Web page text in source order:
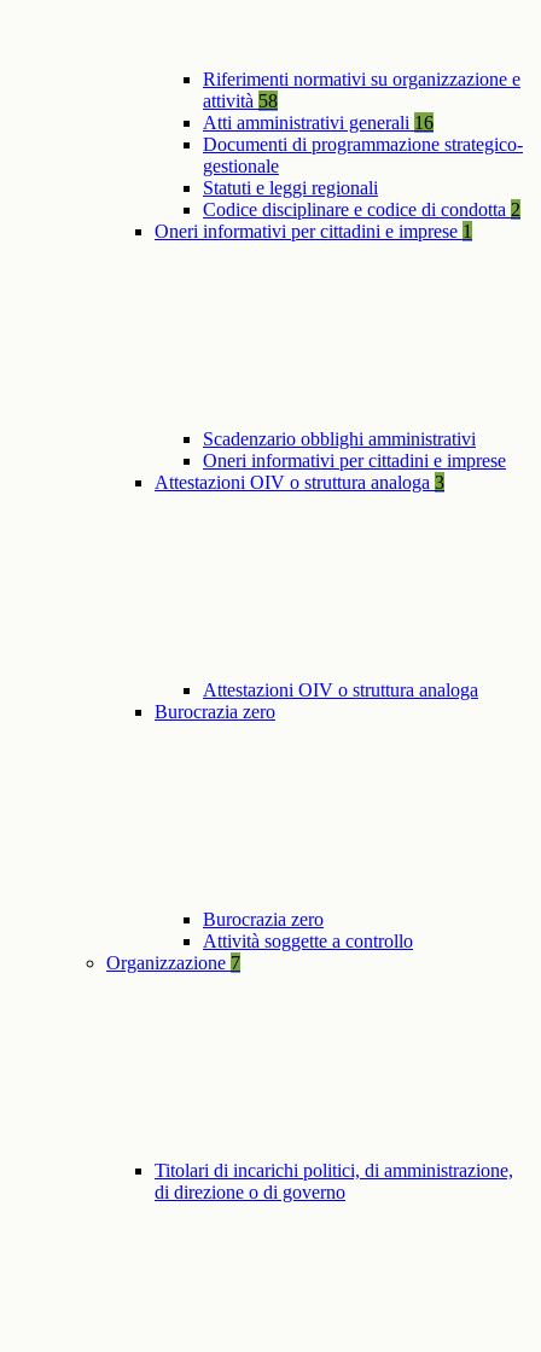
Riferimenti normativi su organizzazione e
attività 58
Atti amministrativi generali 16
Documenti di programmazione strategico-
gestionale
Statuti e leggi regionali
Codice disciplinare e codice di condotta 2
Oneri informativi per cittadini e imprese 1
Scadenzario obblighi amministrativi
Oneri informativi per cittadini e imprese
Attestazioni OIV o struttura analoga 3
Attestazioni OIV o struttura analoga
Burocrazia zero
Burocrazia zero
Attività soggette a controllo
Organizzazione 7
Titolari di incarichi politici, di amministrazione,
di direzione o di governo